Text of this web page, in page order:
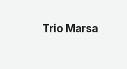
Trio Marsa